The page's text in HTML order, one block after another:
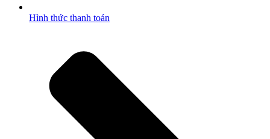
Hình thức thanh toán